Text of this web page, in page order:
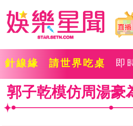
針線緣 請世界吃桌 即
郭子乾模仿周湯豪